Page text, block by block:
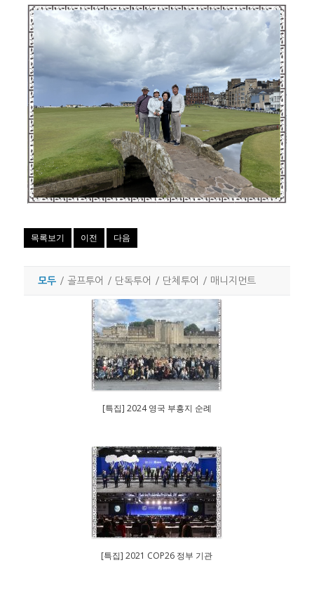
목록보기 이전 다음
모두 / 골프투어 / 단독투어 / 단체투어 / 매니지먼트
[특집] 2024 영국 부흥지 순례
[특집] 2021 COP26 정부 기관